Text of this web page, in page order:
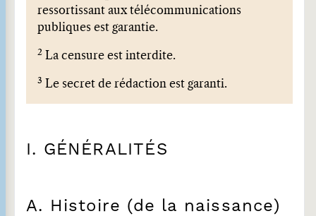
ressortissant aux télécommunications
publiques est garantie.
2 La censure est interdite.
3 Le secret de rédaction est garanti.
I. GÉNÉRALITÉS
A. Histoire (de la naissance)